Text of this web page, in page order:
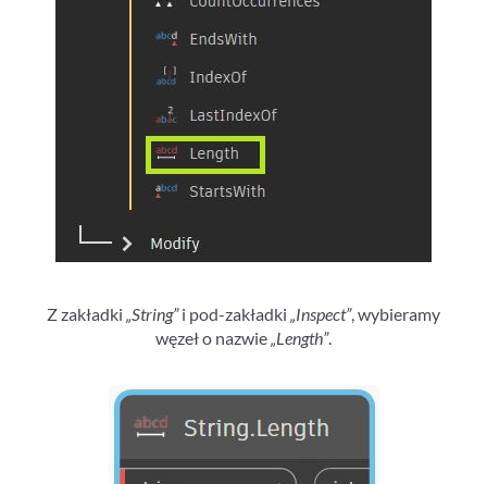
Z zakładki „String”i pod-zakładki „Inspect”, wybieramy
węzeł o nazwie„Length”.